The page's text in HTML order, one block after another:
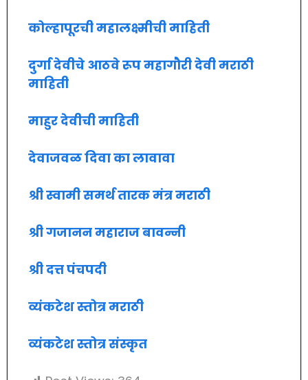
कोल्हापूरची महालक्ष्मीची माहिती
दुर्गा देवीचे आठवे रूप महागौरी देवी मराठी
माहिती
माहुर देवीची माहिती
देवाजवळ दिवा का लावावा
श्री स्वामी समर्थ तारक मंत्र मराठी
श्री गजानन महाराज बावन्नी
श्री दत्त पंचपदी
व्यंकटेश स्तोत्र मराठी
व्यंकटेश स्तोत्र संस्कृत